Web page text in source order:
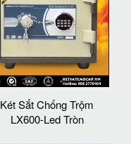
Két Sắt Chống Trộm
LX600-Led Tròn